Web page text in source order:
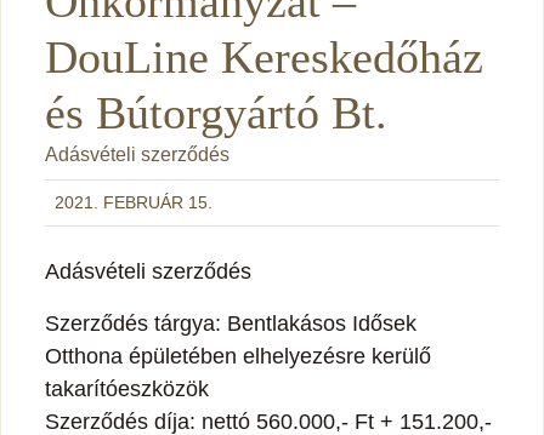
DouLine Kereskedőház
és Bútorgyártó Bt.
Adásvételi szerződés
2021. FEBRUÁR 15.
Adásvételi szerződés
Szerződés tárgya: Bentlakásos Idősek
Otthona épületében elhelyezésre kerülő
takarítóeszközök
Szerződés díja: nettó 560.000,- Ft + 151.200,-